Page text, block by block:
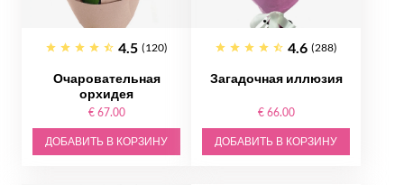
4.5 (120)
Очаровательная
орхидея
€ 67.00
ДОБАВИТЬ В КОРЗИНУ
4.6 (288)
Загадочная иллюзия
€ 66.00
ДОБАВИТЬ В КОРЗИНУ